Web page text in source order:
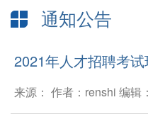
通知公告
2021年人才招聘考试
来源： 作者：renshi 编辑：